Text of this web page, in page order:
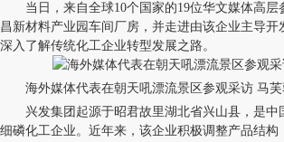
当日，来自全球10个国家的19位华文媒体高层
昌新材料产业园车间厂房，并走进由该企业主导开
深入了解传统化工企业转型发展之路。
海外媒体代表在朝天吼漂流景区参观采访 马
兴发集团起源于昭君故里湖北省兴山县，是中
细磷化工企业。近年来，该企业积极调整产品结构